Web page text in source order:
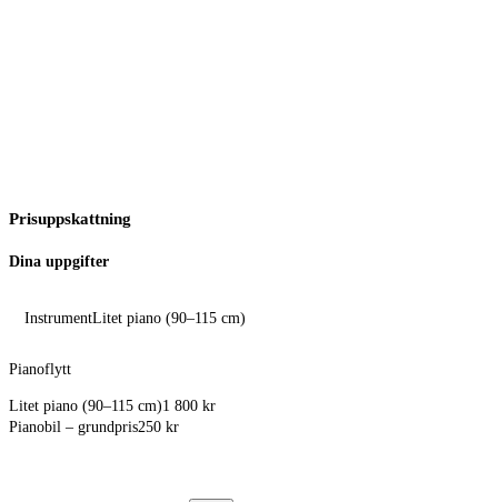
Prisuppskattning
Dina uppgifter
InstrumentLitet piano (90–115 cm)
Pianoflytt
Litet piano (90–115 cm)1 800 kr
Pianobil – grundpris250 kr